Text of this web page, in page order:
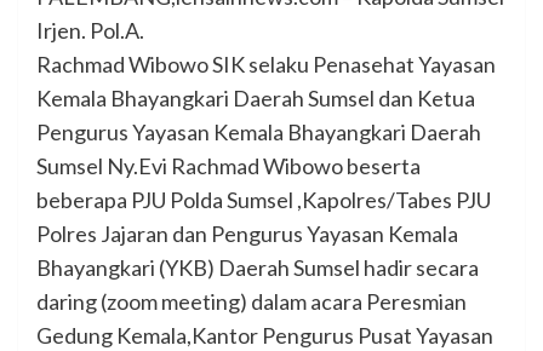
Irjen. Pol.A.
Rachmad Wibowo SIK selaku Penasehat Yayasan
Kemala Bhayangkari Daerah Sumsel dan Ketua
Pengurus Yayasan Kemala Bhayangkari Daerah
Sumsel Ny.Evi Rachmad Wibowo beserta
beberapa PJU Polda Sumsel ,Kapolres/Tabes PJU
Polres Jajaran dan Pengurus Yayasan Kemala
Bhayangkari (YKB) Daerah Sumsel hadir secara
daring (zoom meeting) dalam acara Peresmian
Gedung Kemala,Kantor Pengurus Pusat Yayasan